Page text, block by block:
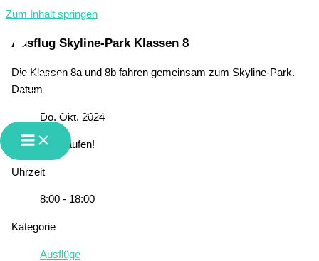
Zum Inhalt springen
Ausflug Skyline-Park Klassen 8
Die Klassen 8a und 8b fahren gemeinsam zum Skyline-Park.
Datum
Do. Okt. 2024
Abgelaufen!
Uhrzeit
8:00 - 18:00
Kategorie
Ausflüge